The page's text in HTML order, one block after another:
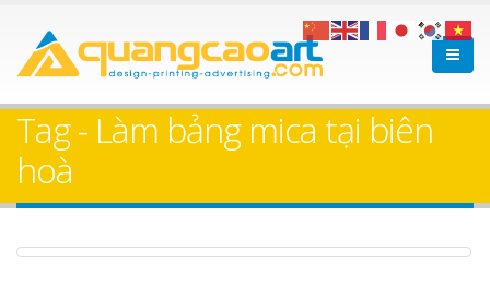
Tag - Làm bảng mica tại biên
hoà
Làm bảng hiệu gỗ tại
Bảng gỗ treo cửa
Làm Biển
Thuận An